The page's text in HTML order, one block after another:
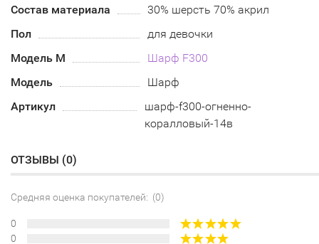
Состав материала
30% шерсть 70% акрил
Пол
для девочки
Модель М
Шарф F300
Модель
Шарф
Артикул
шарф-f300-огненно-
коралловый-14в
ОТЗЫВЫ (0)
Средняя оценка покупателей: (0)
0
0